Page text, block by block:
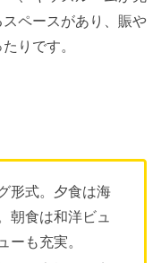
ペースがあり、賑や
りです。
形式。夕食は海
朝食は和洋ビュ
ーも充実。